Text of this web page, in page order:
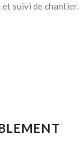
suivi de chantier.